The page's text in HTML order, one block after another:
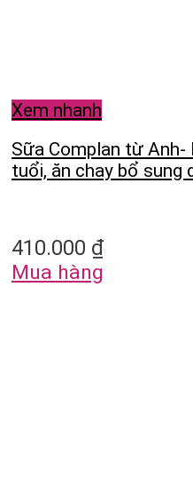
Xem nhanh
Sữa Complan từ Anh-
tuổi, ăn chay bổ sung
410.000 ₫
Mua hàng